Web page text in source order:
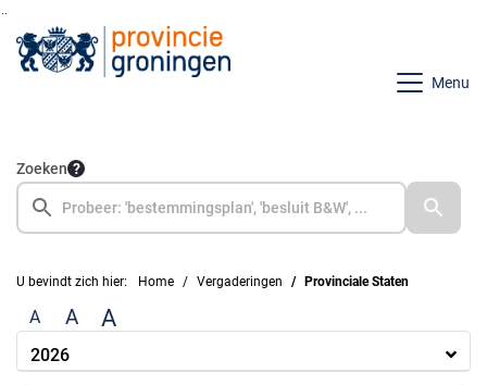
Ga naar de inhoud van deze pagina
Ga naar het zoeken
Ga naar het menu
Menu
Zoeken
U bevindt zich hier: Home Vergaderingen Provinciale Staten
A A A
2026